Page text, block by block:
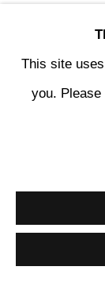
mêlent
paysages
Cette
This site
you.